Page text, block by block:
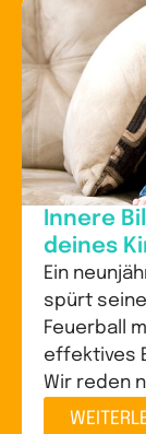
Innere
deines
Ein
spürt
Feuerball
effektives
Wir reden